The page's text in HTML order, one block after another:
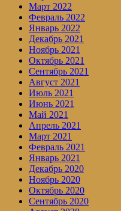
Март 2022
Февраль 2022
Январь 2022
Декабрь 2021
Ноябрь 2021
Октябрь 2021
Сентябрь 2021
Август 2021
Июль 2021
Июнь 2021
Май 2021
Апрель 2021
Март 2021
Февраль 2021
Январь 2021
Декабрь 2020
Ноябрь 2020
Октябрь 2020
Сентябрь 2020